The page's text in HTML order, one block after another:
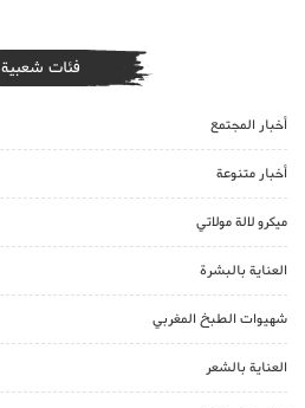
فئات شعبية
أخبار المجتمع
أخبار متنوعة
ميكرو لالة مولاتي
العناية بالبشرة
شهيوات الطبخ المغربي
العناية بالشعر